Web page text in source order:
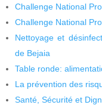
Challenge National
Challenge National
Nettoyage et
de Bejaia
Table ronde:
La prévention des
Santé, Sécurité et